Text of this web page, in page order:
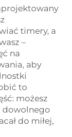
timery, a
–
na
aby
to
możesz
dowolnego
do miłej,